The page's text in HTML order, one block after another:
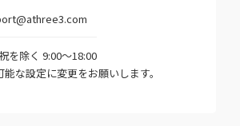
を除く 9:00～18:00
な設定に変更をお願いします。